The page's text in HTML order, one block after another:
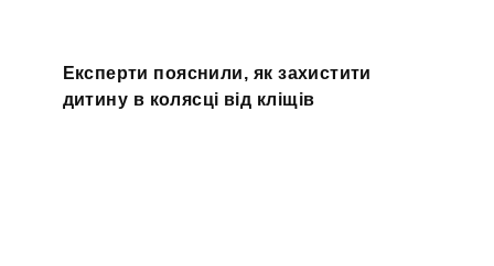
Експерти пояснили, як захистити
дитину в колясці від кліщів